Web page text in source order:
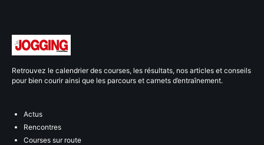
Retrouvez le calendrier des courses, les résultats, nos articles et conseils
pour bien courir ainsi que les parcours et carnets d’entraînement.
Actus
Rencontres
Courses sur route